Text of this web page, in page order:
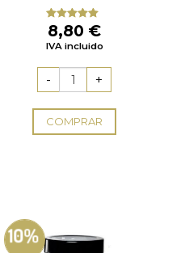
Valorado
con5.00
de
5
8,80 €
IVA incluido
COMPRAR
10%